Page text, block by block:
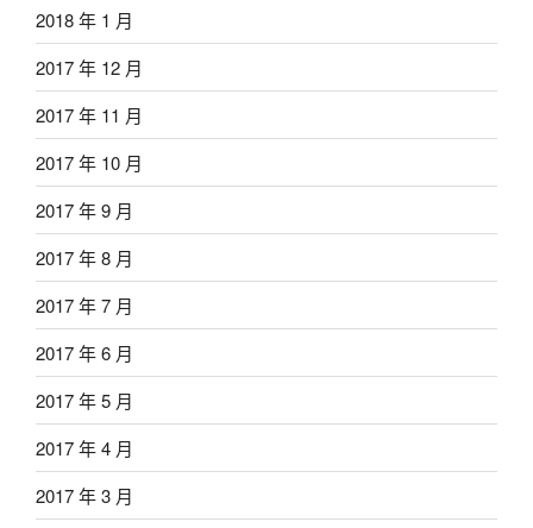
2018 年 1 月
2017 年 12 月
2017 年 11 月
2017 年 10 月
2017 年 9 月
2017 年 8 月
2017 年 7 月
2017 年 6 月
2017 年 5 月
2017 年 4 月
2017 年 3 月